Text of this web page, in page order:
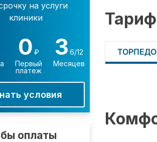
на услуги
клиники
0 ₽
Первый
платеж
3 6/12
Месяцев
условия
оплаты
ТОРПЕДО